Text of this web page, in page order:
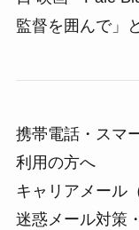
監督を囲んで」
携帯電話・スマ
利用の方へ
キャリアメール
迷惑メール対策